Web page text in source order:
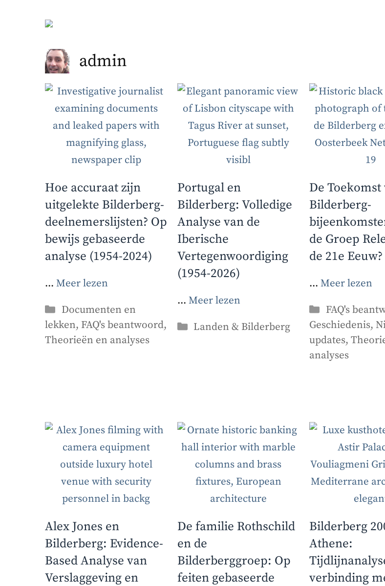
admin
Hoe accuraat zijn
uitgelekte Bilderberg-
deelnemerslijsten? Op
bewijs gebaseerde
analyse (1954-2024)
... Meer lezen
Categorieën
Documenten en
lekken, FAQ's beantwoord,
Theorieën en analyses
Portugal en
Bilderberg: Volledige
Analyse van de
Iberische
Vertegenwoordiging
(1954-2026)
... Meer lezen
Categorieën
Landen & Bilderberg
De Toekomst
Bilderberg-
de Groep
de 21e Eeuw?
...Meer lezen
Categorieën
FAQ's
Geschiedenis,
updates,
analyses
Alex Jones en
Bilderberg: Evidence-
Based Analyse van
Verslaggeving en
De familie Rothschild
en de
Bilderberggroep: Op
feiten gebaseerde
Bilderberg
Athene:
verbinding